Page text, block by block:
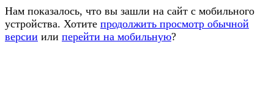
Нам показалось, что вы зашли на сайт с мобильного
устройства. Хотите продолжить просмотр обычной
версии или перейти на мобильную?